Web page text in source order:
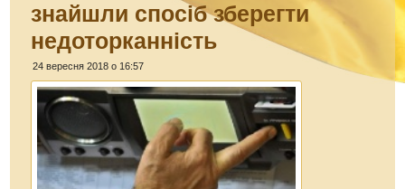
знайшли спосіб зберегти
недоторканність
24 вересня 2018 о 16:57